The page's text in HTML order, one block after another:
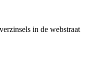
in de webstraat